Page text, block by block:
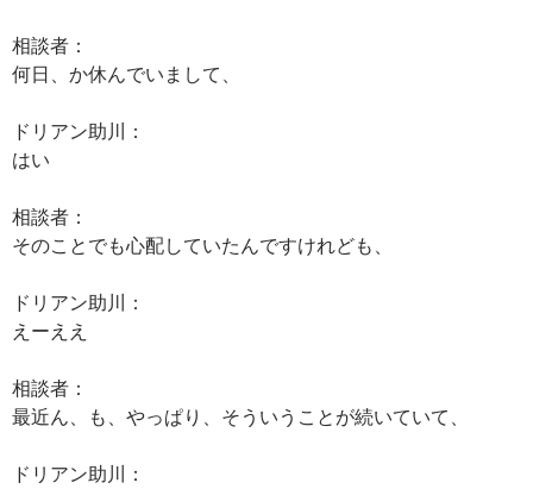
相談者：
何日、か休んでいまして、
ドリアン助川：
はい
相談者：
そのことでも心配していたんですけれども、
ドリアン助川：
えーええ
相談者：
最近ん、も、やっぱり、そういうことが続いていて、
ドリアン助川：